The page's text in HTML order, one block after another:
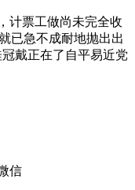
票工做尚未完全收
已急不成耐地抛出出
戴正在了自平易近党
信